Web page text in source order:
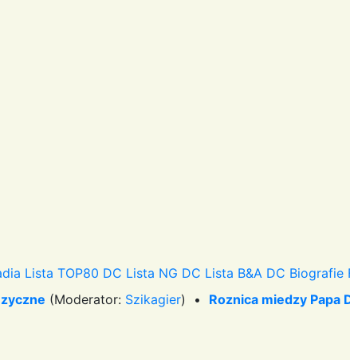
Lista TOP80 DC Lista NG DC Lista B&A DC Biografie
(Moderator: Szikagier) • Roznica miedzy Papa